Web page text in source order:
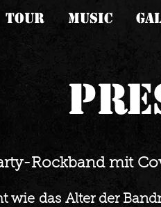
TOUR MUSIC
Rockband mit
wie das Alter der